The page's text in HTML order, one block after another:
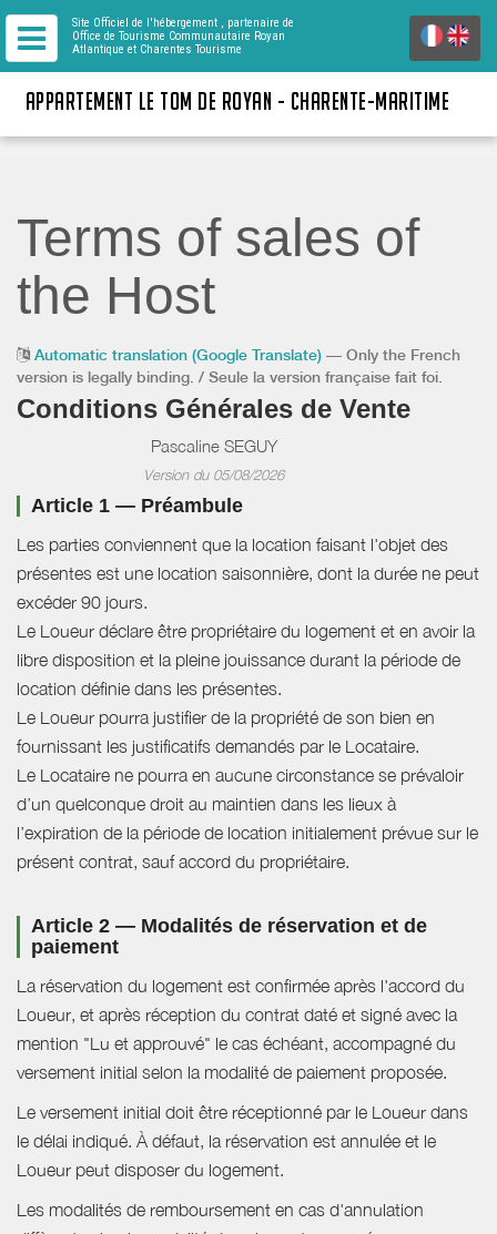
Site Officiel de l'hébergement , partenaire de
Office de Tourisme Communautaire Royan
Atlantique et Charentes Tourisme
APPARTEMENT LE TOM DE ROYAN - CHARENTE-MARITIME
Terms of sales of
the Host
Automatic translation (Google Translate) — Only the French
version is legally binding. / Seule la version française fait foi.
Conditions Générales de Vente
Pascaline SEGUY
Version du 05/08/2026
Article 1 — Préambule
Les parties conviennent que la location faisant l'objet des
présentes est une location saisonnière, dont la durée ne peut
excéder 90 jours.
Le Loueur déclare être propriétaire du logement et en avoir la
libre disposition et la pleine jouissance durant la période de
location définie dans les présentes.
Le Loueur pourra justifier de la propriété de son bien en
fournissant les justificatifs demandés par le Locataire.
Le Locataire ne pourra en aucune circonstance se prévaloir
d’un quelconque droit au maintien dans les lieux à
l’expiration de la période de location initialement prévue sur le
présent contrat, sauf accord du propriétaire.
Article 2 — Modalités de réservation et de
paiement
La réservation du logement est confirmée après l'accord du
Loueur, et après réception du contrat daté et signé avec la
mention "Lu et approuvé" le cas échéant, accompagné du
versement initial selon la modalité de paiement proposée.
Le versement initial doit être réceptionné par le Loueur dans
le délai indiqué. À défaut, la réservation est annulée et le
Loueur peut disposer du logement.
Les modalités de remboursement en cas d'annulation